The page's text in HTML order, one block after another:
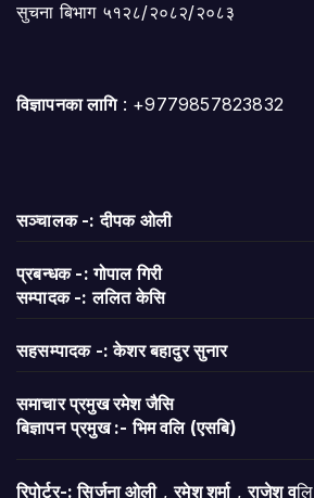
सुचना बिभाग ५१२८/२०८२/२०८३
विज्ञापनका लागि: +9779857823832
सञ्चालक -: दीपक ओली
प्रबन्धक -: गोपाल गिरी
सम्पादक -: ललित केसि
सहसम्पादक -: केशर बहादुर सुनार
समाचार प्रमुख रमेश जैसि
बिज्ञापन प्रमुख :- भिम वलि (एसबि)
रिपोर्टर-: सिर्जना ओली,रमेश शर्मा,राजेश वलि